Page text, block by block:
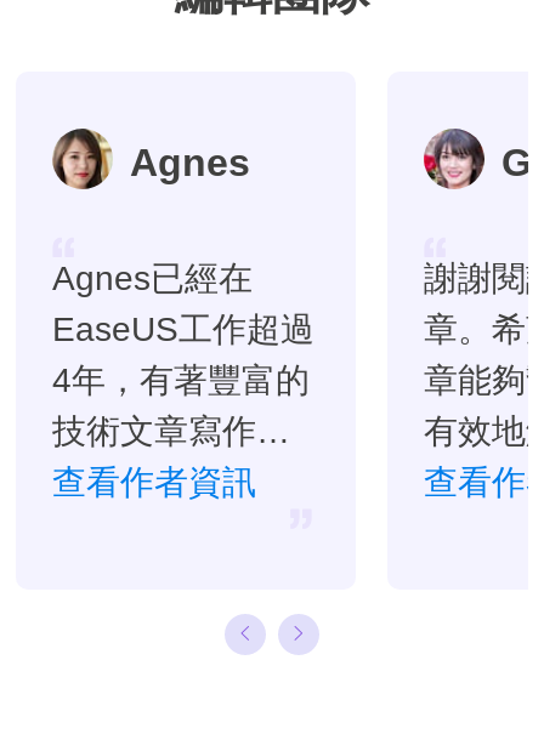
Agnes
Agnes已經在
EaseUS工作超過
4年，有著豐富的
技術文章寫作經
驗。目前，寫過
理或備份還原相
查看作者資訊
謝謝閱
章。希
章能夠
有效地
題。…
查看作